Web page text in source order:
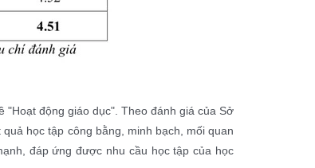
"Hoạt động giáo dục". Theo đánh giá của Sở
học tập công bằng, minh bạch, mối quan
đáp ứng được nhu cầu học tập của học